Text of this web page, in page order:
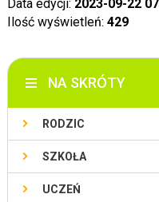
Data edycji: 2023-09-22
Ilość wyświetleń: 429
NA SKRÓTY
RODZIC
SZKOŁA
UCZEŃ